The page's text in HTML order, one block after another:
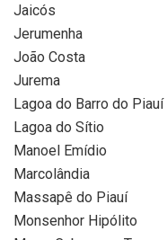
Jaicós
Jerumenha
João Costa
Jurema
Lagoa do Barro do Piauí
Lagoa do Sítio
Manoel Emídio
Marcolândia
Massapê do Piauí
Monsenhor Hipólito